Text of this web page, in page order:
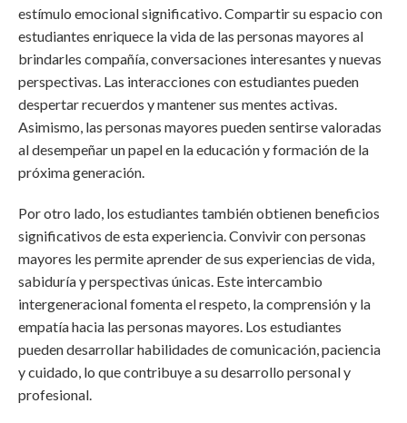
estímulo emocional significativo. Compartir su espacio con
estudiantes enriquece la vida de las personas mayores al
brindarles compañía, conversaciones interesantes y nuevas
perspectivas. Las interacciones con estudiantes pueden
despertar recuerdos y mantener sus mentes activas.
Asimismo, las personas mayores pueden sentirse valoradas
al desempeñar un papel en la educación y formación de la
próxima generación.
Por otro lado, los estudiantes también obtienen beneficios
significativos de esta experiencia. Convivir con personas
mayores les permite aprender de sus experiencias de vida,
sabiduría y perspectivas únicas. Este intercambio
intergeneracional fomenta el respeto, la comprensión y la
empatía hacia las personas mayores. Los estudiantes
pueden desarrollar habilidades de comunicación, paciencia
y cuidado, lo que contribuye a su desarrollo personal y
profesional.